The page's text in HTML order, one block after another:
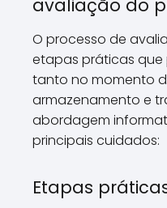
avaliação do
O processo de
etapas práticas
tanto no momento
armazenamento e
abordagem
principais cuidados:
Etapas